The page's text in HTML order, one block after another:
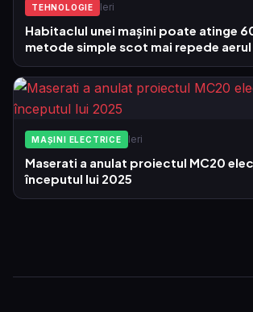
TEHNOLOGIE Ieri
Habitaclul unei mașini poate atinge
metode simple scot mai repede
MAȘINI ELECTRICE Ieri
Maserati a anulat proiectul MC20
începutul lui 2025